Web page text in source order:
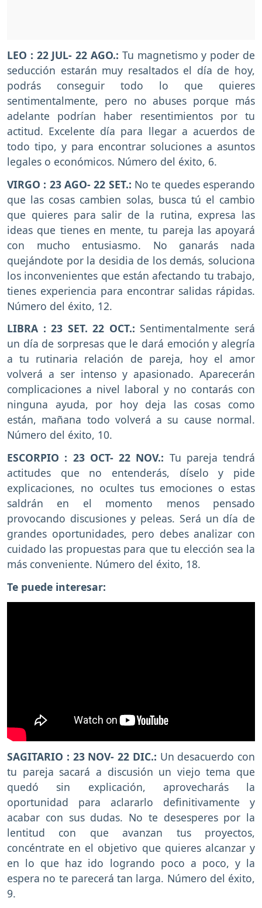
LEO : 22 JUL- 22 AGO.: Tu magnetismo y poder de
seducción estarán muy resaltados el día de hoy,
podrás conseguir todo lo que quieres
sentimentalmente, pero no abuses porque más
adelante podrían haber resentimientos por tu
actitud. Excelente día para llegar a acuerdos de
todo tipo, y para encontrar soluciones a asuntos
legales o económicos. Número del éxito, 6.
VIRGO : 23 AGO- 22 SET.: No te quedes esperando
que las cosas cambien solas, busca tú el cambio
que quieres para salir de la rutina, expresa las
ideas que tienes en mente, tu pareja las apoyará
con mucho entusiasmo. No ganarás nada
quejándote por la desidia de los demás, soluciona
los inconvenientes que están afectando tu trabajo,
tienes experiencia para encontrar salidas rápidas.
Número del éxito, 12.
LIBRA : 23 SET. 22 OCT.: Sentimentalmente será
un día de sorpresas que le dará emoción y alegría
a tu rutinaria relación de pareja, hoy el amor
volverá a ser intenso y apasionado. Aparecerán
complicaciones a nivel laboral y no contarás con
ninguna ayuda, por hoy deja las cosas como
están, mañana todo volverá a su cause normal.
Número del éxito, 10.
ESCORPIO : 23 OCT- 22 NOV.: Tu pareja tendrá
actitudes que no entenderás, díselo y pide
explicaciones, no ocultes tus emociones o estas
saldrán en el momento menos pensado
provocando discusiones y peleas. Será un día de
grandes oportunidades, pero debes analizar con
cuidado las propuestas para que tu elección sea la
más conveniente. Número del éxito, 18.
Te puede interesar:
SAGITARIO : 23 NOV- 22 DIC.: Un desacuerdo con
tu pareja sacará a discusión un viejo tema que
quedó sin explicación, aprovecharás la
oportunidad para aclararlo definitivamente y
acabar con sus dudas. No te desesperes por la
lentitud con que avanzan tus proyectos,
concéntrate en el objetivo que quieres alcanzar y
en lo que haz ido logrando poco a poco, y la
espera no te parecerá tan larga. Número del éxito,
9.